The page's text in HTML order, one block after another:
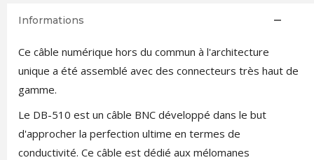
Informations
Ce câble numérique hors du commun à l'architecture
unique a été assemblé avec des connecteurs très haut de
gamme.
Le DB-510 est un câble BNC développé dans le but
d'approcher la perfection ultime en termes de
conductivité. Ce câble est dédié aux mélomanes